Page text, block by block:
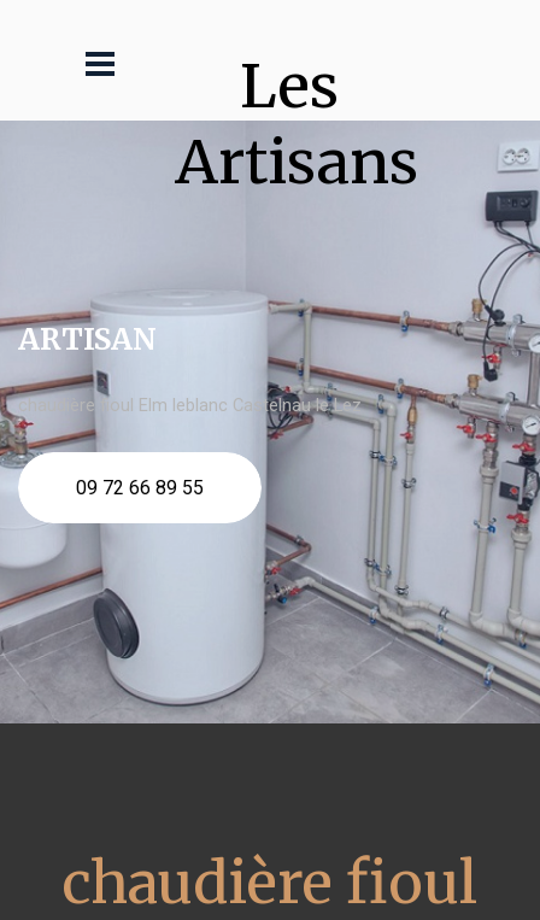
Les
Artisans
ARTISAN
chaudière fioul Elm leblanc Castelnau le Lez
09 72 66 89 55
chaudière fioul